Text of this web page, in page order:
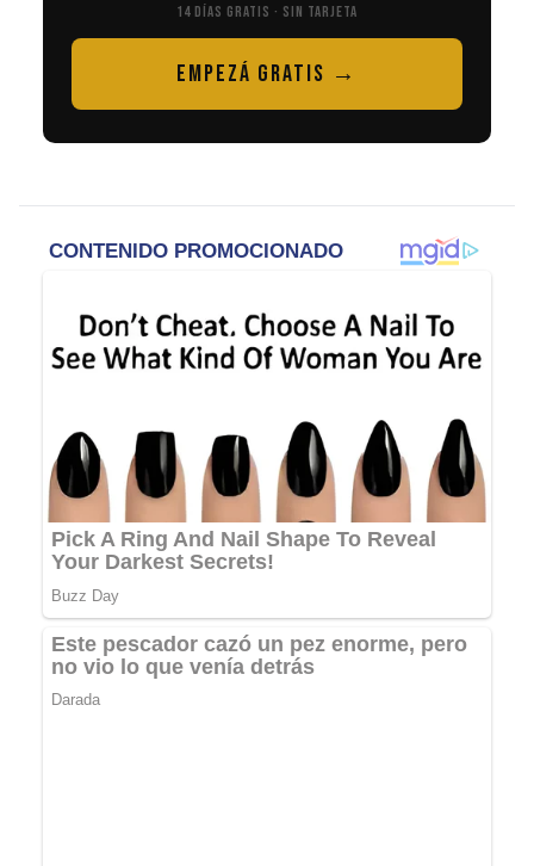
14 DÍAS GRATIS · SIN TARJETA
EMPEZÁ GRATIS →